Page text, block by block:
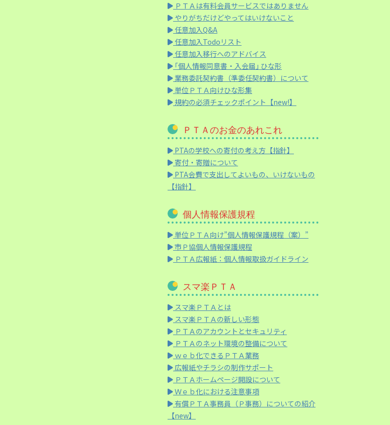
ＰＴＡは有料会員サービスではありません
やりがちだけどやってはいけないこと
任意加入Q&A
任意加入Todoリスト
任意加入移行へのアドバイス
｢個人情報同意書・入会届｣ ひな形
業務委託契約書（準委任契約書）について
単位ＰＴＡ向けひな形集
規約の必須チェックポイント【new!】
ＰＴＡのお金のあれこれ
PTAの学校への寄付の考え方【指針】
寄付・寄贈について
PTA会費で支出してよいもの、いけないもの
【指針】
個人情報保護規程
単位ＰＴＡ向け”個人情報保護規程（案）”
市Ｐ協個人情報保護規程
ＰＴＡ広報紙：個人情報取扱ガイドライン
スマ楽ＰＴＡ
スマ楽ＰＴＡとは
スマ楽ＰＴＡの新しい形態
ＰＴＡのアカウントとセキュリティ
ＰＴＡのネット環境の整備について
ｗｅｂ化できるＰＴＡ業務
広報紙やチラシの制作サポート
ＰＴＡホームページ開設について
Ｗｅｂ化における注意事項
有償ＰＴＡ事務員（Ｐ事務）についての紹介
【new】